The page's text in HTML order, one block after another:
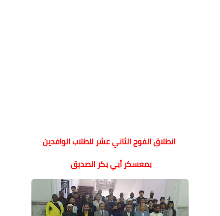
انطلاق الفوج الثاني عشر للطلاب الوافدين
بمعسكر أبي بكر الصديق